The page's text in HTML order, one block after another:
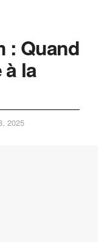
: Quand
à la
2025